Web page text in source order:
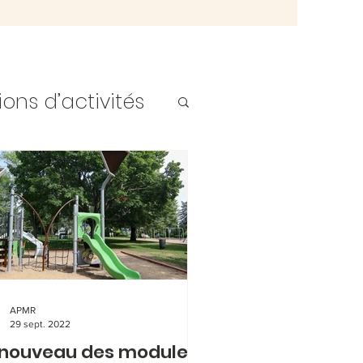
d’activités
Ados
Noel 2
des modules
APMR
29 sept. 2022